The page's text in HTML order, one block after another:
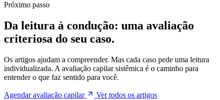
Próximo passo
Da leitura à condução: uma avaliação
criteriosa do seu caso.
Os artigos ajudam a compreender. Mas cada caso pede uma leitura
individualizada. A avaliação capilar sistêmica é o caminho para
entender o que faz sentido para você.
Agendar avaliação capilar
Ver todos os artigos